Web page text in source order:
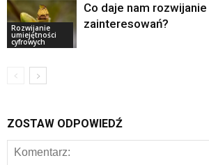
Rozwijanie
umiejętności
cyfrowych
Co daje nam
zainteresowań?
ZOSTAW ODPOWIEDŹ